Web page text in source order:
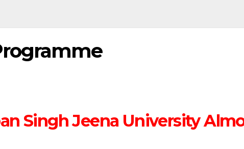
Singh Jeena University